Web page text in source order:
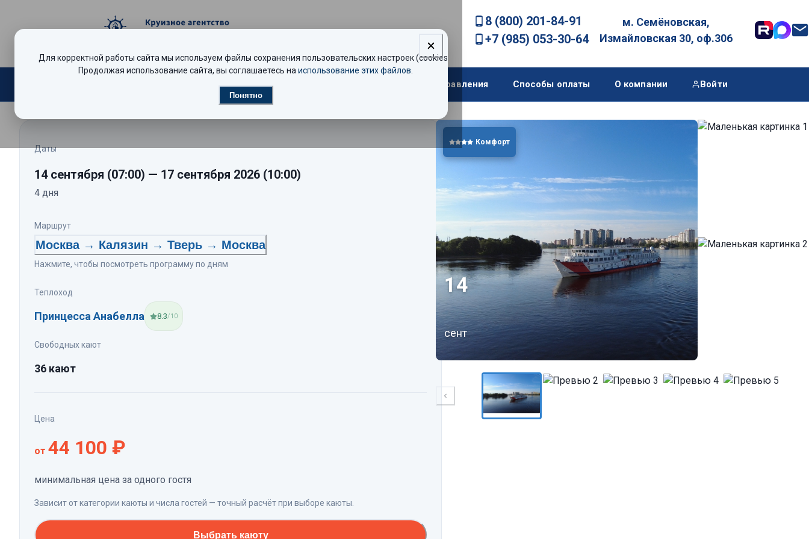
8 (800) 201-84-91
+7 (985) 053-30-64
м. Семёновская,
Измайловская 30, оф.306
Видеообзоры Рекомендации Направления Способы оплаты О компании Войти
Комфорт
14
сент
Даты
14 сентября (07:00) — 17 сентября 2026 (10:00)
4 дня
Маршрут
Москва → Калязин → Тверь → Москва
Нажмите, чтобы посмотреть программу по дням
Теплоход
Принцесса Анабелла 8.3/10
Свободных кают
36 кают
Цена
от 44 100 ₽
минимальная цена за одного гостя
Зависит от категории каюты и числа гостей — точный расчёт при выборе каюты.
Выбрать каюту
Для корректной работы сайта мы используем файлы сохранения пользовательских настроек (cookies).
Продолжая использование сайта, вы соглашаетесь на использование этих файлов
Понятно